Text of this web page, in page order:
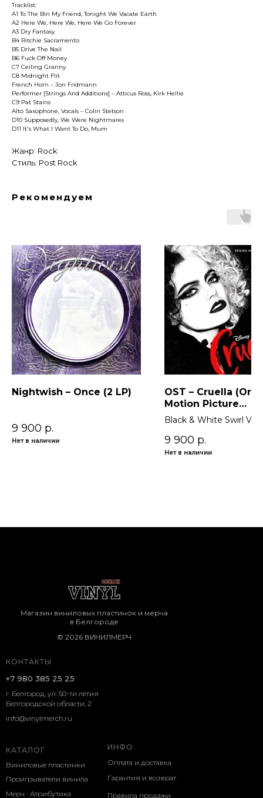
Tracklist:
A1 To The Bin My Friend, Tonight We Vacate Earth
A2 Here We, Here We, Here We Go Forever
A3 Dry Fantasy
B4 Ritchie Sacramento
B5 Drive The Nail
B6 Fuck Off Money
C7 Ceiling Granny
C8 Midnight Flit
French Horn – Jon Fridmann
Performer [Strings And Additions] – Atticus Ross, Kirk Hellie
C9 Pat Stains
Alto Saxophone, Vocals – Colin Stetson
D10 Supposedly, We Were Nightmares
D11 It's What I Want To Do, Mum
Жанр: Rock
Стиль: Post Rock
Рекомендуем
Nightwish – Once (2 LP)
9 900 р.
Нет в наличии
OST – Cruella
Motion Picture
Soundtrack) 2LP
Black & White Swirl
9 900 р.
Нет в наличии
КОНТАКТЫ
г. Белгород, ул. 50-ти летия
Белгородской области, 2
КАТАЛОГ
Виниловые пластинки
ИНФО
Оплата и доставка
+7 980 385 25 25
Магазин виниловых пластинок и мерча
в Белгороде
Проигрыватели винила
Мерч · Атрибутика
Гарантия и возврат
Правила продажи
© 2026 ВИНИЛМЕРЧ
info@vinylmerch.ru